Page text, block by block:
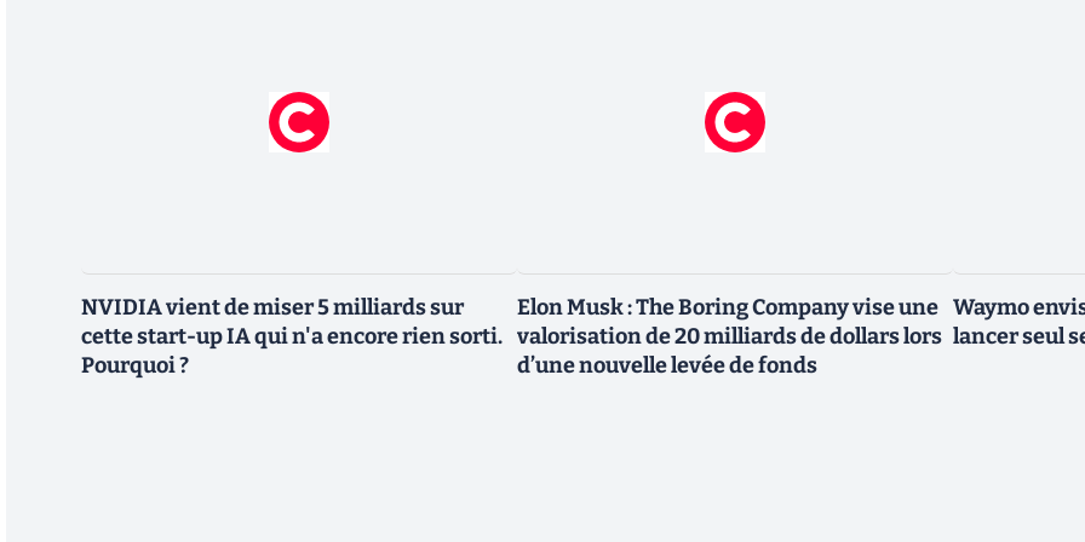
NVIDIA vient de miser 5 milliards sur
cette start-up IA qui n'a encore rien sorti.
Pourquoi ?
Elon Musk : The Boring Company vise une
valorisation de 20 milliards de dollars lors
d’une nouvelle levée de fonds
Waymo
lancer seul